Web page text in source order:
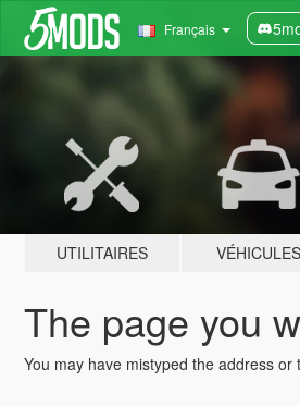
Français
UTILITAIRES VÉHICULES
The page you
You may have mistyped the address